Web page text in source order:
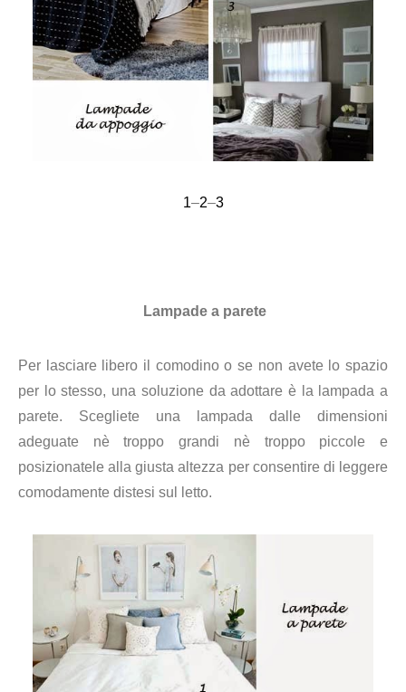
1–2–3
Lampade a parete
Per lasciare libero il comodino o se non avete lo spazio
per lo stesso, una soluzione da adottare è la lampada a
parete. Scegliete una lampada dalle dimensioni
adeguate nè troppo grandi nè troppo piccole e
posizionatele alla giusta altezza per consentire di leggere
comodamente distesi sul letto.